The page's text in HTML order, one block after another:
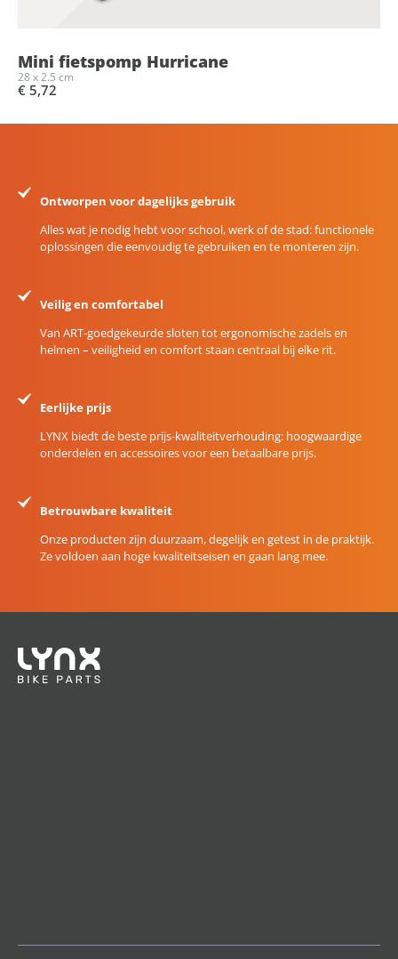
Mini fietspomp Hurricane
28 x 2.5 cm
€ 5,72
Ontworpen voor dagelijks gebruik
Alles wat je nodig hebt voor school, werk of de stad: functionele
oplossingen die eenvoudig te gebruiken en te monteren zijn.
Veilig en comfortabel
Van ART-goedgekeurde sloten tot ergonomische zadels en
helmen – veiligheid en comfort staan centraal bij elke rit.
Eerlijke prijs
LYNX biedt de beste prijs-kwaliteitverhouding: hoogwaardige
onderdelen en accessoires voor een betaalbare prijs.
Betrouwbare kwaliteit
Onze producten zijn duurzaam, degelijk en getest in de praktijk.
Ze voldoen aan hoge kwaliteitseisen en gaan lang mee.